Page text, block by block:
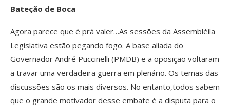
Bateção de Boca
Agora parece que é prá valer…As sessões da Assembléila
Legislativa estão pegando fogo. A base aliada do
Governador André Puccinelli (PMDB) e a oposição voltaram
a travar uma verdadeira guerra em plenário. Os temas das
discussões são os mais diversos. No entanto,todos sabem
que o grande motivador desse embate é a disputa para o